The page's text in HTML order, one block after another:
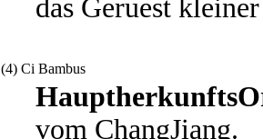
das Geruest
(4) Ci Bambus
vom ChangJiang.